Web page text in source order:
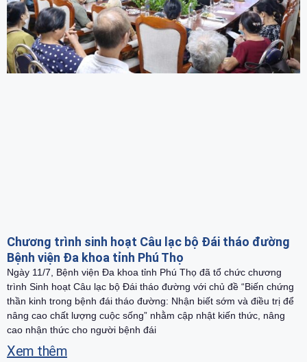
Chương trình sinh hoạt Câu lạc bộ Đái tháo đường
Bệnh viện Đa khoa tỉnh Phú Thọ
Ngày 11/7, Bệnh viện Đa khoa tỉnh Phú Thọ đã tổ chức chương
trình Sinh hoạt Câu lạc bộ Đái tháo đường với chủ đề “Biến chứng
thần kinh trong bệnh đái tháo đường: Nhận biết sớm và điều trị để
nâng cao chất lượng cuộc sống” nhằm cập nhật kiến thức, nâng
cao nhận thức cho người bệnh đái
Xem thêm